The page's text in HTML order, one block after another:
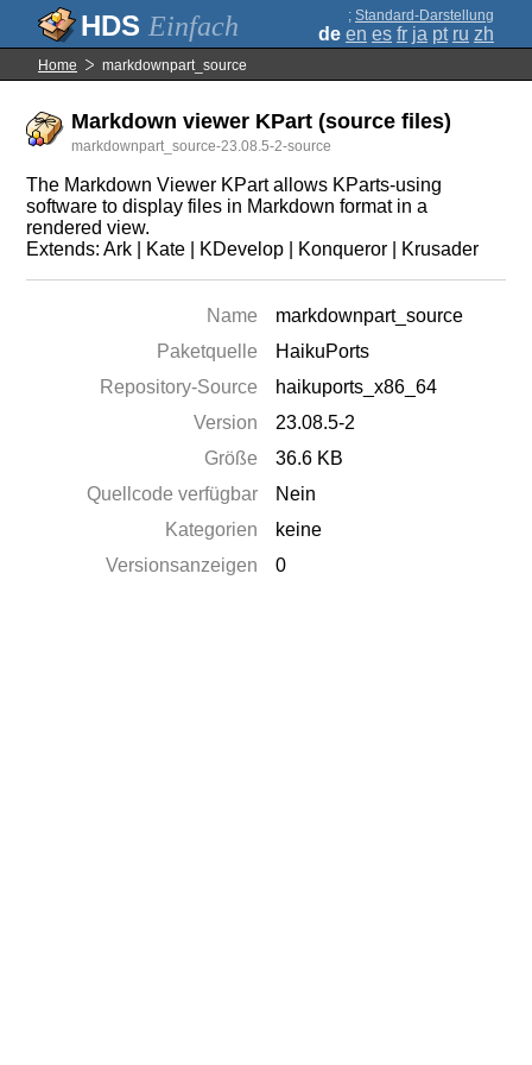
Einfach ; Standard-Darstellung
de en es fr ja pt ru zh
Home markdownpart_source
Markdown viewer KPart (source files)
markdownpart_source-23.08.5-2-source
The Markdown Viewer KPart allows KParts-using
software to display files in Markdown format in a
rendered view.
Extends: Ark | Kate | KDevelop | Konqueror | Krusader
Name
markdownpart_source
Paketquelle
HaikuPorts
Repository-Source
haikuports_x86_64
Version
23.08.5-2
Größe
36.6 KB
Quellcode verfügbar
Nein
Kategorien
keine
Versionsanzeigen
0